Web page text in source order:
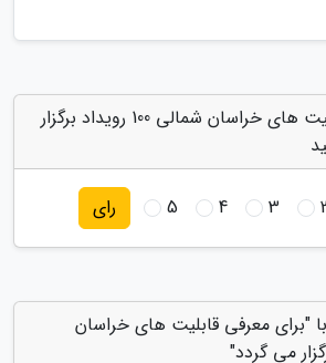
به "برای معرفی قابلیت های خراسان شمالی 100 رویداد برگزار
3
4
5 رای
"برای معرفی قابلیت های خراسان